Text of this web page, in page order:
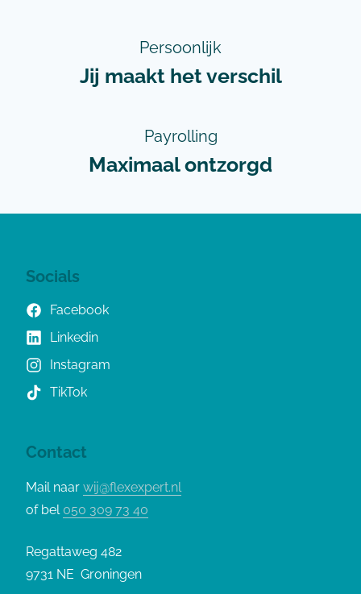
Persoonlijk
Jij maakt het verschil
Payrolling
Maximaal ontzorgd
Socials
Facebook
Linkedin
Instagram
TikTok
Contact
Mail naar wij@flexexpert.nl
of bel 050 309 73 40
Regattaweg 482
9731 NE Groningen